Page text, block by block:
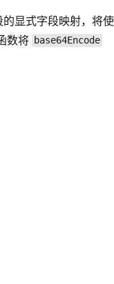
显式字段映射，将使
数将 base64Encode